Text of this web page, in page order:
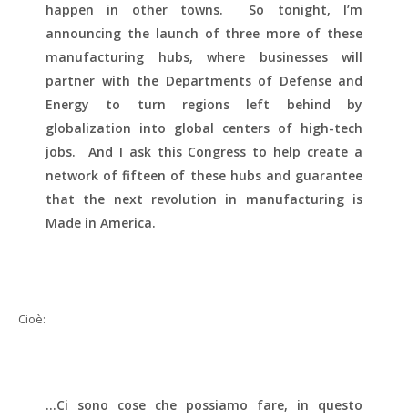
happen in other towns. So tonight, I’m
announcing the launch of three more of these
manufacturing hubs, where businesses will
partner with the Departments of Defense and
Energy to turn regions left behind by
globalization into global centers of high-tech
jobs. And I ask this Congress to help create a
network of fifteen of these hubs and guarantee
that the next revolution in manufacturing is
Made in America.
Cioè:
…Ci sono cose che possiamo fare, in questo